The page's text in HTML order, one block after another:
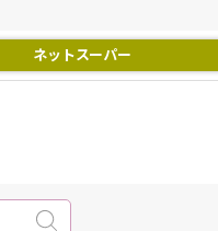
ネットスーパー